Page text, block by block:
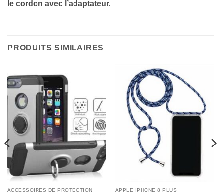
le cordon avec l’adaptateur.
PRODUITS SIMILAIRES
ACCESSOIRES DE PROTECTION APPLE IPHONE 8 PLUS